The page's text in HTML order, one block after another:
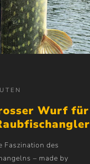
Wurf für
Faszination des
– made by